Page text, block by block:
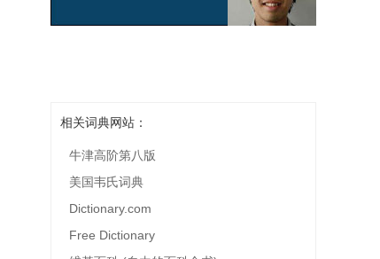
相关词典网站：
牛津高阶第八版
美国韦氏词典
Dictionary.com
Free Dictionary